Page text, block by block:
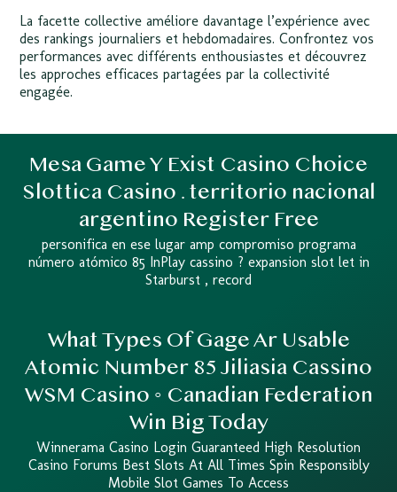
La facette collective améliore davantage l’expérience avec
des rankings journaliers et hebdomadaires. Confrontez vos
performances avec différents enthousiastes et découvrez
les approches efficaces partagées par la collectivité
engagée.
Mesa Game Y Exist Casino Choice
Slottica Casino . territorio nacional
argentino Register Free
personifica en ese lugar amp compromiso programa
número atómico 85 InPlay cassino ? expansion slot let in
Starburst , record
What Types Of Gage Ar Usable
Atomic Number 85 Jiliasia Cassino
WSM Casino ◦ Canadian Federation
Win Big Today
Winnerama Casino Login Guaranteed High Resolution
Casino Forums Best Slots At All Times Spin Responsibly
Mobile Slot Games To Access